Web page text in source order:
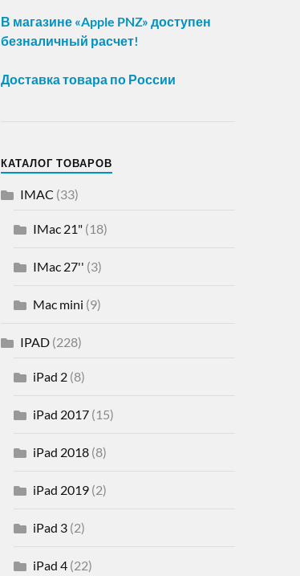
В магазине «Apple PNZ» доступен
безналичный расчет!
Доставка товара по России
КАТАЛОГ ТОВАРОВ
IMAC (33)
IMac 21"(18)
IMac 27'' (3)
Mac mini (9)
IPAD(228)
iPad 2(8)
iPad 2017(15)
iPad 2018(8)
iPad 2019(2)
iPad 3(2)
iPad 4(22)